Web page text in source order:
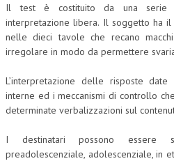
Il test è costituito da una
interpretazione libera. Il soggetto ha
nelle dieci tavole che recano
irregolare in modo da permettere
L’interpretazione delle risposte
interne ed i meccanismi di controllo
determinate verbalizzazioni sul
I destinatari possono essere
preadolescenziale, adolescenziale, in